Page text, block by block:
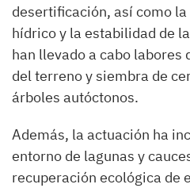
desertificación, así como
hídrico y la estabilidad de
han llevado a cabo labores
del terreno y siembra de
árboles autóctonos.
Además, la actuación ha
entorno de lagunas y
recuperación ecológica de